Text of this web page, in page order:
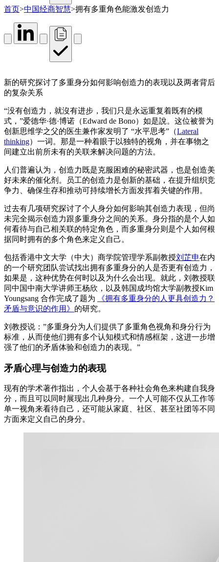
首页>中国经商智慧>拥有多重角色能激发创造力
新的研究探讨了多重身分如何影响创造力的表现以及两者背后
的复杂关系
“没有创造力，就沒有进步，我们只是永远重复着既有的模
式，”爱德华·德·博诺（Edward de Bono）如是說。这位被誉为
创新思维学之父的医生兼作家发明了 “水平思考”（Lateral
thinking）一词。那是一种着眼于以独特的视角，并在事物之
间建立出前所未有的关联来解决问题的方法。
人们普遍认为，创造力既是克服困难的秘密武器，也是创造美
好未来的催化剂。员工的创造力是创新的基础，在提升组织竞
争力、确保生存和推动可持续增长方面发挥着关键的作用。
过去有几项研究探讨了个人身分如何影响其创造力表现，但尚
未完全揭示创造力跟多重身分之间的关系。身分指的是个人如
何看待与自己相关联的特定角色，而多重身分则是个人如何根
据同时拥有的多个角色来定义自己。
包括香港中文大学（中大）商学院管理学系副教授刘芷申在内
的一个研究团队尝试找出拥有多重身分的人是否更有创造力，
如果是，这种优势在何时以及为什么会出现。就此，刘教授联
同中国中南大学讲师王杨欣，以及韩国成均馆大学副教授Kim
Youngsang 合作完成了题为
《拥有多重身分的人更具创造力？
矛盾与意识的作用》 的研究。
刘教授说：”多重身分为人们提供了多重角色视角和身分行为
标准，从而使他们拥有多个认知模式和情感框架，这进一步增
强了他们的矛盾体验和创造力的表现。”
矛盾心理与创造力的表现
现有的学术著作指出，个人会基于各种社会角色来构建自我身
分，而且可以同时展现出几种身分。一个人可能不仅从工作等
单一视角来看待自己，还可能从家庭、社区、甚至社团等不同
方面来定义自己的身分。